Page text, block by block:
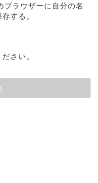
ブラウザーに自分の名
する。
さい。